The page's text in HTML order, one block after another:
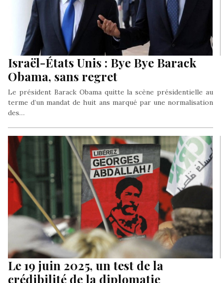
Israël-États Unis : Bye Bye Barack
Obama, sans regret
Le président Barack Obama quitte la scène présidentielle au
terme d’un mandat de huit ans marqué par une normalisation
des…
Le 19 juin 2025, un test de la
crédibilité de la diplomatie